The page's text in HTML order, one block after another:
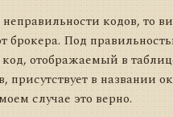
неправильности кодов, то
брокера. Под
отображаемый в
присутствует в названии
случае это верно.